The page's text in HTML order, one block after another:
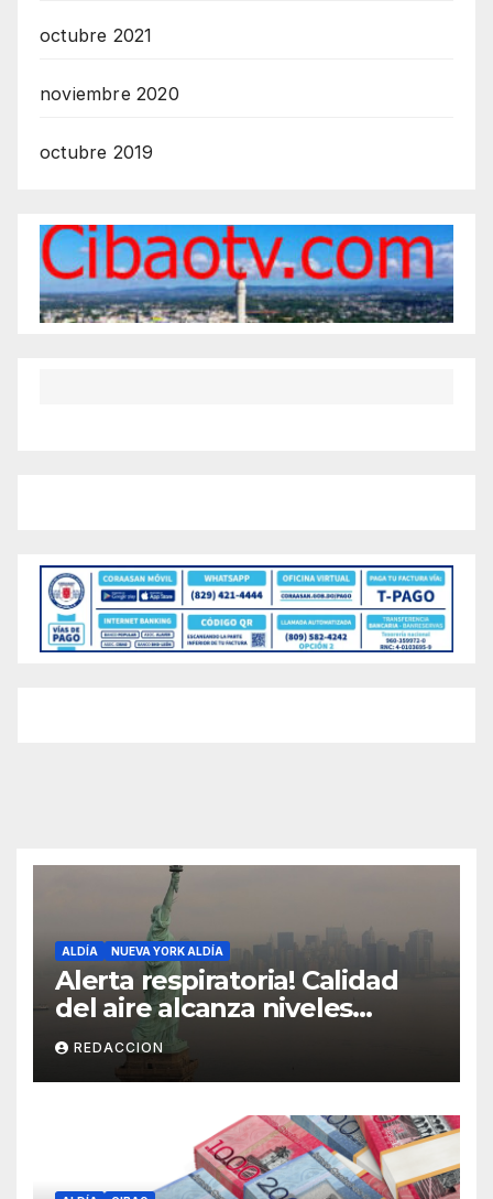
octubre 2021
noviembre 2020
octubre 2019
ALDÍA NUEVA YORK ALDÍA
Alerta respiratoria! Calidad
del aire alcanza niveles
peligrosos en NYC
REDACCION